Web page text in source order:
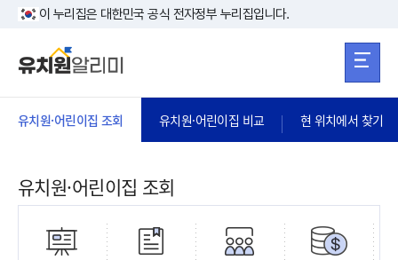
본문 바로가기
이 누리집은 대한민국 공식 전자정부 누리집입니다.
유치원·어린이집 조회 유치원·어린이집 비교 현 위치에서 찾기
유치원·어린이집 조회